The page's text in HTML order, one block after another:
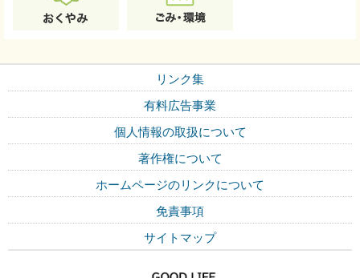
リンク集
有料広告事業
個人情報の取扱について
著作権について
ホームページのリンクについて
免責事項
サイトマップ